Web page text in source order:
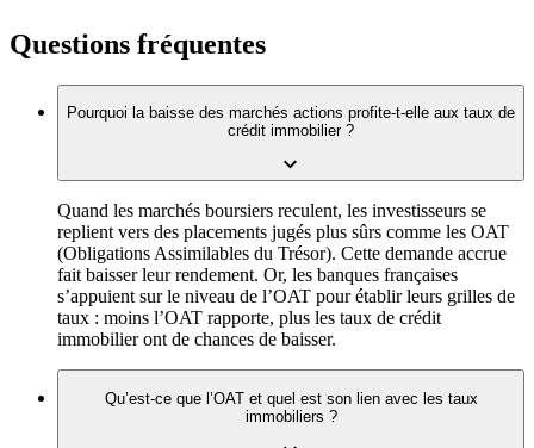
Questions fréquentes
Pourquoi la baisse des marchés actions profite-t-elle aux taux de
crédit immobilier ?
Quand les marchés boursiers reculent, les investisseurs se
replient vers des placements jugés plus sûrs comme les OAT
(Obligations Assimilables du Trésor). Cette demande accrue
fait baisser leur rendement. Or, les banques françaises
s’appuient sur le niveau de l’OAT pour établir leurs grilles de
taux : moins l’OAT rapporte, plus les taux de crédit
immobilier ont de chances de baisser.
Qu’est-ce que l’OAT et quel est son lien avec les taux
immobiliers ?